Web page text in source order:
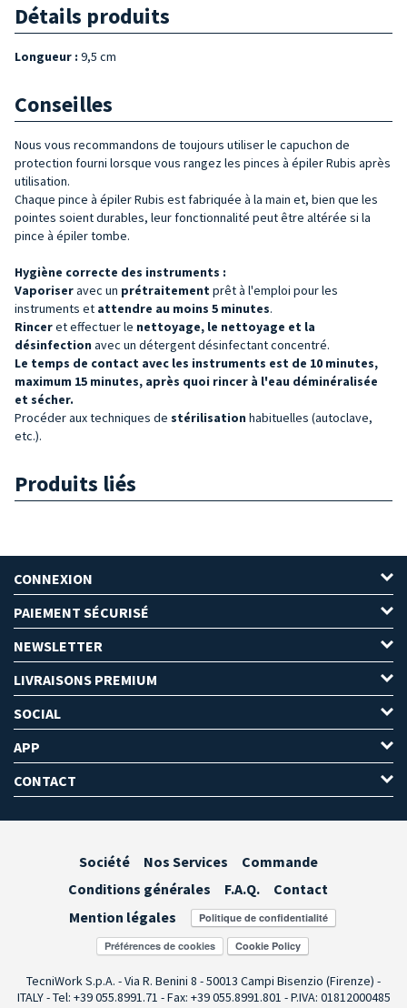
Détails produits
Longueur : 9,5 cm
Conseilles
Nous vous recommandons de toujours utiliser le capuchon de
protection fourni lorsque vous rangez les pinces à épiler Rubis après
utilisation.
Chaque pince à épiler Rubis est fabriquée à la main et, bien que les
pointes soient durables, leur fonctionnalité peut être altérée si la
pince à épiler tombe.
Hygiène correcte des instruments :
Vaporiseravec un prétraitement prêt à l'emploi pour les
instruments et attendre au moins 5 minutes.
Rinceret effectuer le nettoyage, le nettoyage et la
désinfection avec un détergent désinfectant concentré.
Le temps de contact avec les instruments est de 10 minutes,
maximum 15 minutes, après quoi rincer à l'eau déminéralisée
et sécher.
Procéder aux techniques de stérilisation habituelles (autoclave,
etc.).
Produits liés
CONNEXION
PAIEMENT SÉCURISÉ
NEWSLETTER
LIVRAISONS PREMIUM
SOCIAL
APP
CONTACT
Société Nos Services
Commande
Conditions générales
F.A.Q.
Contact
Mention légales
Préférences de cookies
TecniWork S.p.A. - Via R. Benini 8 - 50013 Campi Bisenzio (Firenze) -
ITALY - Tel: +39 055.8991.71 - Fax: +39 055.8991.801 - P.IVA: 01812000485